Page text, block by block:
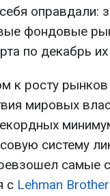
оправдали:
фондовые
по декабрь
к росту
мировых
систему
самые
с Lehman